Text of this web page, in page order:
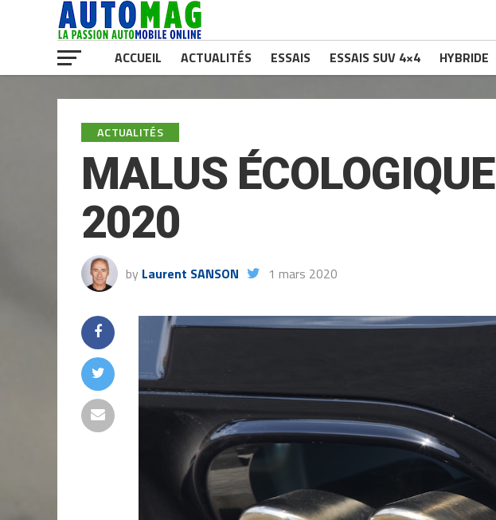
ACCUEIL ACTUALITÉS ESSAIS ESSAIS SUV 4×4 HYBRIDE
ACTUALITÉS
MALUS
2020
by Laurent SANSON 1 mars 2020